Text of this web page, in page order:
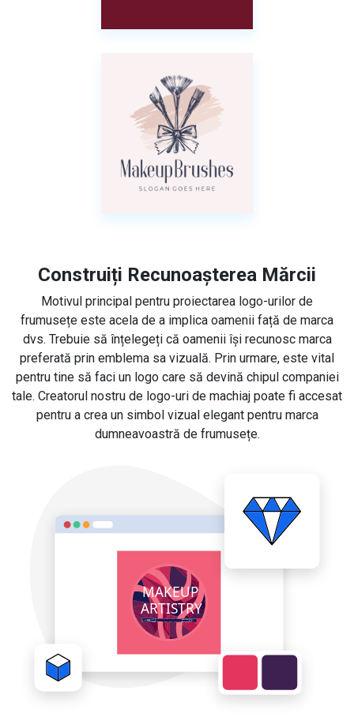
Construiți Recunoașterea Mărcii
Motivul principal pentru proiectarea logo-urilor de
frumusețe este acela de a implica oamenii față de marca
dvs. Trebuie să înțelegeți că oamenii își recunosc marca
preferată prin emblema sa vizuală. Prin urmare, este vital
pentru tine să faci un logo care să devină chipul companiei
tale. Creatorul nostru de logo-uri de machiaj poate fi accesat
pentru a crea un simbol vizual elegant pentru marca
dumneavoastră de frumusețe.